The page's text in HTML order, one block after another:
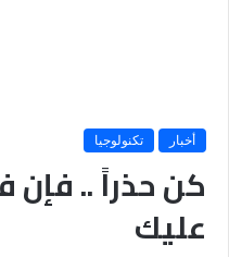
أخبار تكنولوجيا
كن حذراً ..
عليك